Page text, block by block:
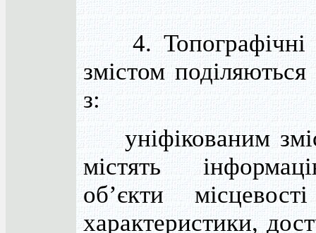
4. Топографічні
змістом
з:
уніфікованим
містять
об’єкти
характеристики,